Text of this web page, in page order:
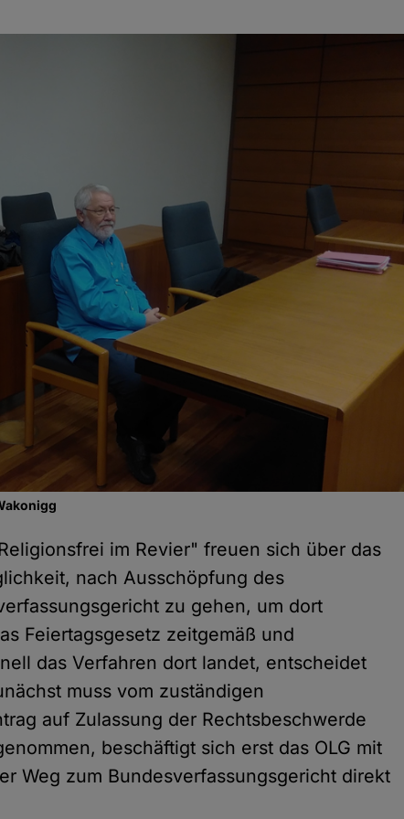
im Revier" freuen sich über das
nach Ausschöpfung des
zu gehen, um dort
Feiertagsgesetz zeitgemäß und
das Verfahren dort landet, entscheidet
muss vom zuständigen
auf Zulassung der Rechtsbeschwerde
beschäftigt sich erst das OLG mit
Weg zum Bundesverfassungsgericht direkt